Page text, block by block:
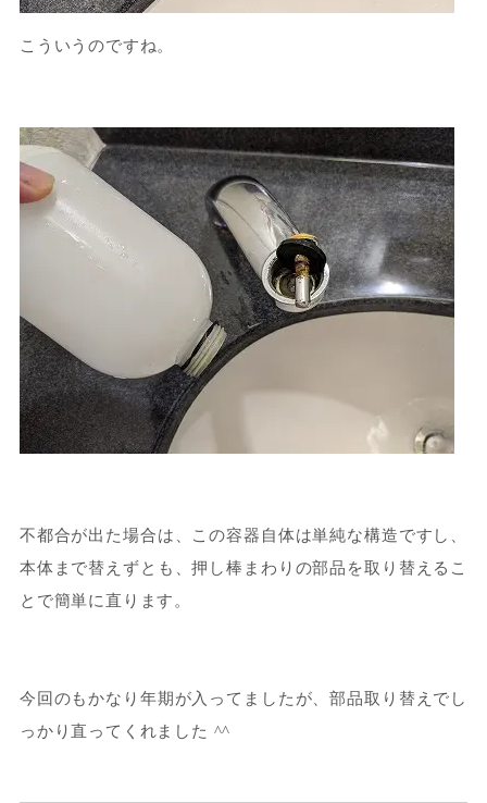
こういうのですね。
不都合が出た場合は、この容器自体は単純な構造ですし、
本体まで替えずとも、押し棒まわりの部品を取り替えるこ
とで簡単に直ります。
今回のもかなり年期が入ってましたが、部品取り替えでし
っかり直ってくれました ^^